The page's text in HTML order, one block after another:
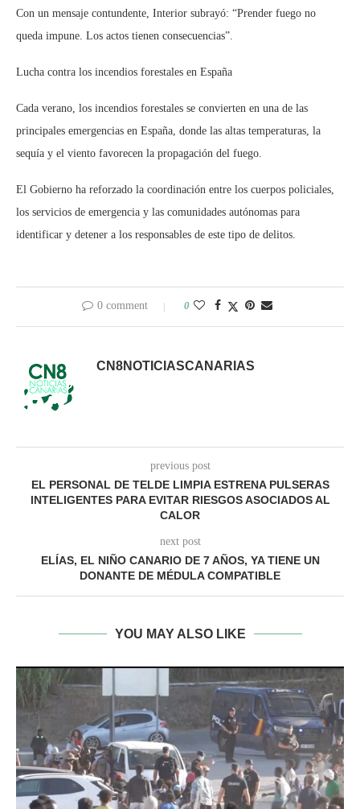
Con un mensaje contundente, Interior subrayó: “Prender fuego no
queda impune. Los actos tienen consecuencias”.
Lucha contra los incendios forestales en España
Cada verano, los incendios forestales se convierten en una de las
principales emergencias en España, donde las altas temperaturas, la
sequía y el viento favorecen la propagación del fuego.
El Gobierno ha reforzado la coordinación entre los cuerpos policiales,
los servicios de emergencia y las comunidades autónomas para
identificar y detener a los responsables de este tipo de delitos.
0 comment 0
CN8NOTICIASCANARIAS
previous post
EL PERSONAL DE TELDE LIMPIA ESTRENA PULSERAS
INTELIGENTES PARA EVITAR RIESGOS ASOCIADOS AL
CALOR
next post
ELÍAS, EL NIÑO CANARIO DE 7 AÑOS, YA TIENE UN
DONANTE DE MÉDULA COMPATIBLE
YOU MAY ALSO LIKE